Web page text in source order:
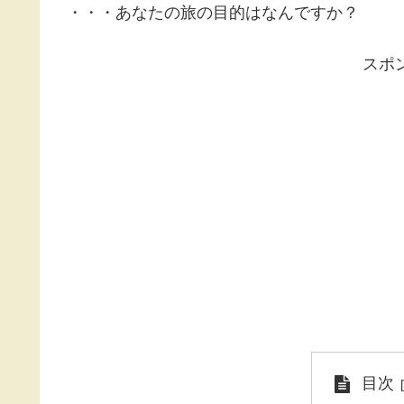
・・・あなたの旅の目的はなんですか？
スポ
目次